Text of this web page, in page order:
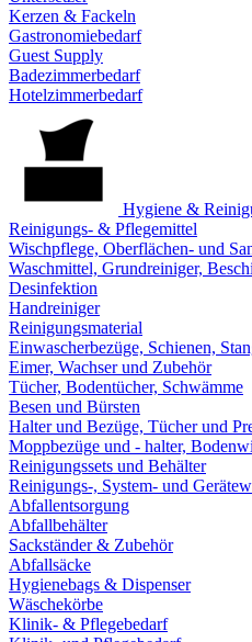
Kerzen & Fackeln
Gastronomiebedarf
Guest Supply
Badezimmerbedarf
Hotelzimmerbedarf
Hygiene &
Reinigungs- & Pflegemittel
Wischpflege, Oberflächen- und
Waschmittel, Grundreiniger,
Desinfektion
Handreiniger
Reinigungsmaterial
Einwascherbezüge, Schienen,
Eimer, Wachser und Zubehör
Tücher, Bodentücher, Schwämme
Besen und Bürsten
Halter und Bezüge, Tücher und
Moppbezüge und - halter,
Reinigungssets und Behälter
Reinigungs-, System- und
Abfallentsorgung
Abfallbehälter
Sackständer & Zubehör
Abfallsäcke
Hygienebags & Dispenser
Wäschekörbe
Klinik- & Pflegebedarf